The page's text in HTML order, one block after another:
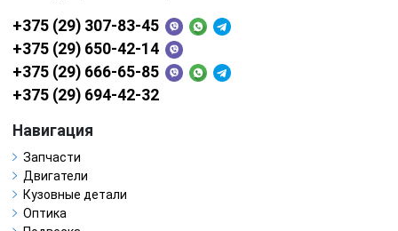
+375 (29) 307-83-45
+375 (29) 650-42-14
+375 (29) 666-65-85
+375 (29) 694-42-32
Навигация
Запчасти
Двигатели
Кузовные детали
Оптика